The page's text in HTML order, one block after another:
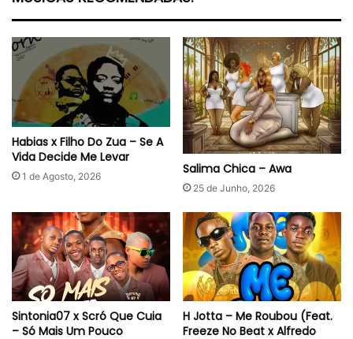
Habias x Filho Do Zua – Se A
Vida Decide Me Levar
1 de Agosto, 2026 Salima Chica – Awa
25 de Junho, 2026
Sintonia07 x Scró Que Cuia
– Só Mais Um Pouco
H Jotta – Me Roubou (Feat.
Freeze No Beat x Alfredo